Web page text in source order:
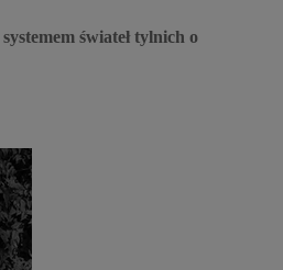
systemem świateł tylnich o